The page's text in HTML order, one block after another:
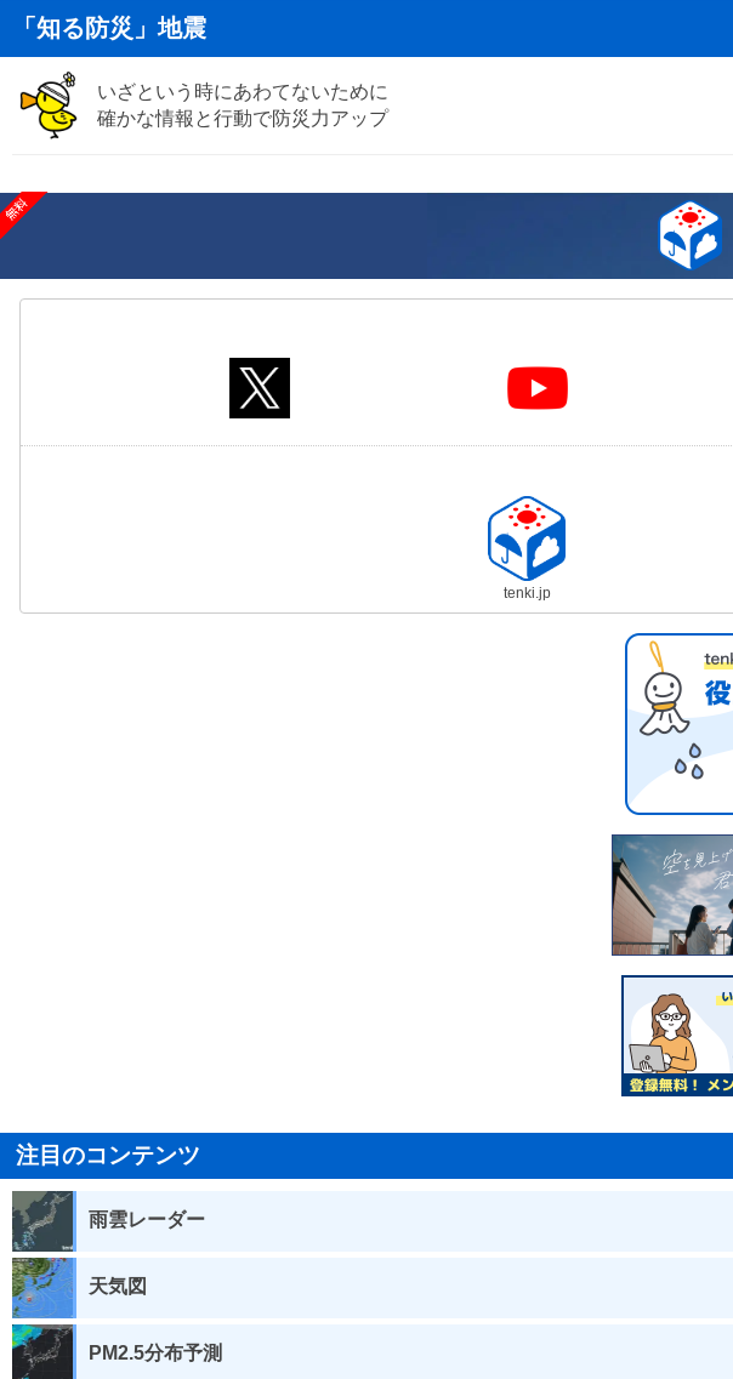
「知る防災」地震
いざという時にあわてないために
確かな情報と行動で防災力アップ
tenki.jp
注目のコンテンツ
雨雲レーダー
天気図
PM2.5分布予測